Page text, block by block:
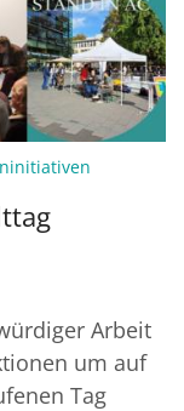
Arbeit
um auf
Tag